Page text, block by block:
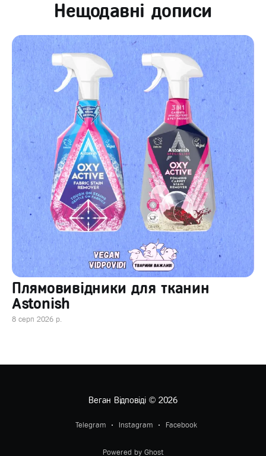
Нещодавні дописи
Плямовивідники для тканин
Astonish
8 серп 2026 р.
Веган Відповіді© 2026
Telegram Instagram Facebook
Powered by Ghost